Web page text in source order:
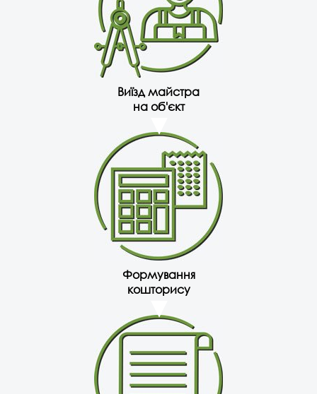
Виїзд майстра
на об'єкт
Формування
кошторису